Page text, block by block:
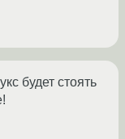
будет стоять